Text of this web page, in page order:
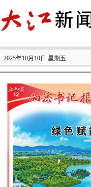
2025年10月10日 星期五